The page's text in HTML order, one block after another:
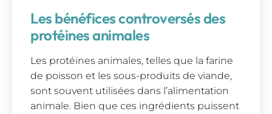
Les bénéfices controversés des
protéines animales
Les protéines animales, telles que la farine
de poisson et les sous-produits de viande,
sont souvent utilisées dans l’alimentation
animale. Bien que ces ingrédients puissent